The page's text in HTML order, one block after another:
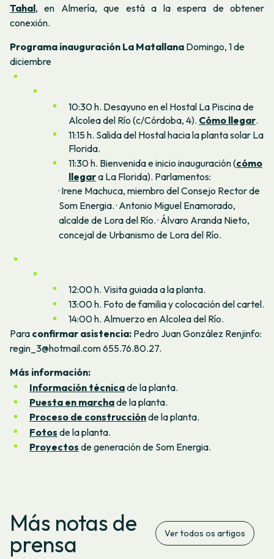
Tahal, en Almería, que está a la espera de obtener
conexión.
Programa inauguración La Matallana Domingo, 1 de
diciembre
10:30 h. Desayuno en el Hostal La Piscina de
Alcolea del Río (c/Córdoba, 4). Cómo llegar.
11:15 h. Salida del Hostal hacia la planta solar La
Florida.
11:30 h. Bienvenida e inicio inauguración (cómo
llegara La Florida). Parlamentos:
· Irene Machuca, miembro del Consejo Rector de
Som Energia. · Antonio Miguel Enamorado,
alcalde de Lora del Río. · Álvaro Aranda Nieto,
concejal de Urbanismo de Lora del Río.
12:00 h. Visita guiada a la planta.
13:00 h. Foto de familia y colocación del cartel.
14:00 h. Almuerzo en Alcolea del Río.
Para confirmar asistencia: Pedro Juan González Renjinfo:
regin_3@hotmail.com 655.76.80.27.
Más información:
Información técnicade la planta.
Puesta en marchade la planta.
Proceso de construcciónde la planta.
Fotos de la planta.
Proyectos de generación de Som Energia.
Más notas de
prensa Ver todos os artigos